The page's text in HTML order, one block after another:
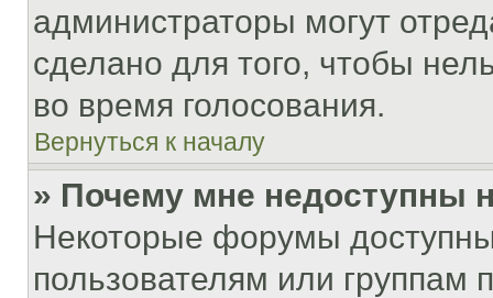
администраторы могут
сделано для того, чтобы
во время голосования.
Вернуться к началу
» Почему мне недоступны
Некоторые форумы
пользователям или группам